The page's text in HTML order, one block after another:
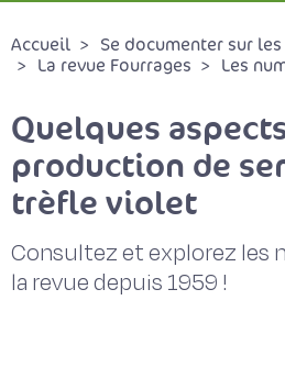
Accueil
Se documenter sur
La revue Fourrages
Les
Quelques
production de
trèfle violet
Consultez et explorez les
la revue depuis 1959 !